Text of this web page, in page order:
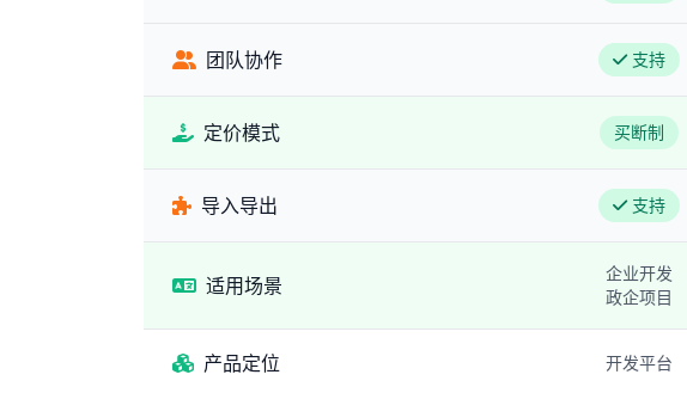
团队协作 支持
定价模式 买断制
导入导出 支持
适用场景
企业开发
政企项目
产品定位 开发平台